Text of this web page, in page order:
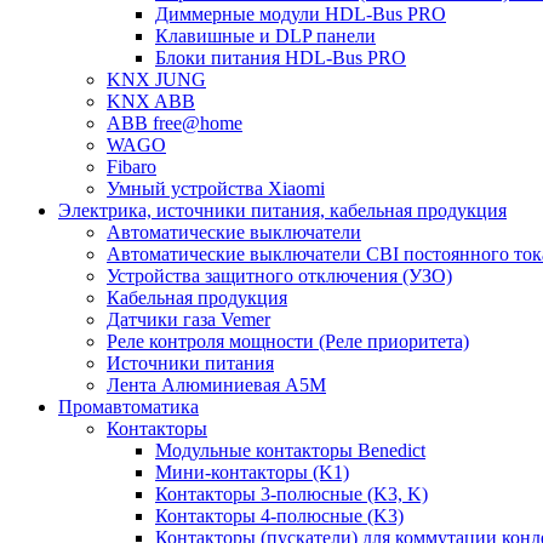
Диммерные модули HDL-Bus PRO
Клавишные и DLP панели
Блоки питания HDL-Bus PRO
KNX JUNG
KNX ABB
ABB free@home
WAGO
Fibaro
Умный устройства Xiaomi
Электрика, источники питания, кабельная продукция
Автоматические выключатели
Автоматические выключатели CBI постоянного
Устройства защитного отключения (УЗО)
Кабельная продукция
Датчики газа Vemer
Реле контроля мощности (Реле приоритета)
Источники питания
Лента Алюминиевая А5М
Промавтоматика
Контакторы
Модульные контакторы Benedict
Мини-контакторы (K1)
Контакторы 3-полюсные (K3, K)
Контакторы 4-полюсные (K3)
Контакторы (пускатели) для коммутации